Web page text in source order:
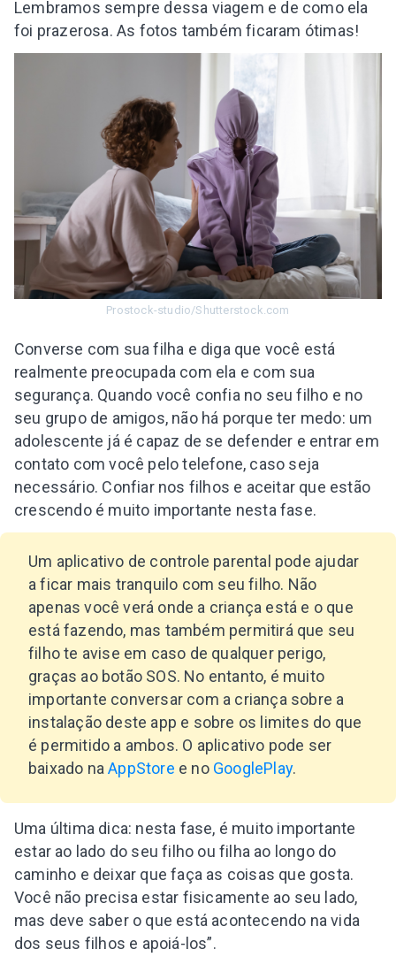
Lembramos sempre dessa viagem e de como ela
foi prazerosa. As fotos também ficaram ótimas!
Prostock-studio/Shutterstock.com
Converse com sua filha e diga que você está
realmente preocupada com ela e com sua
segurança. Quando você confia no seu filho e no
seu grupo de amigos, não há porque ter medo: um
adolescente já é capaz de se defender e entrar em
contato com você pelo telefone, caso seja
necessário. Confiar nos filhos e aceitar que estão
crescendo é muito importante nesta fase.
Um aplicativo de controle parental pode ajudar
a ficar mais tranquilo com seu filho. Não
apenas você verá onde a criança está e o que
está fazendo, mas também permitirá que seu
filho te avise em caso de qualquer perigo,
graças ao botão SOS. No entanto, é muito
importante conversar com a criança sobre a
instalação deste app e sobre os limites do que
é permitido a ambos. O aplicativo pode ser
baixado naAppStore e no GooglePlay.
Uma última dica: nesta fase, é muito importante
estar ao lado do seu filho ou filha ao longo do
caminho e deixar que faça as coisas que gosta.
Você não precisa estar fisicamente ao seu lado,
mas deve saber o que está acontecendo na vida
dos seus filhos e apoiá-los”.